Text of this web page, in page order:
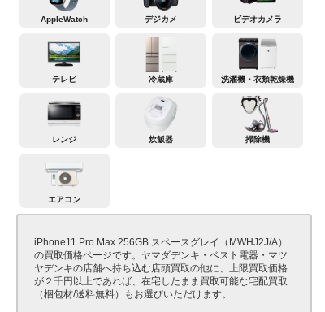
AppleWatch デジカメ ビデオカメラ
テレビ 冷蔵庫 洗濯機・衣類乾燥機
レンジ 炊飯器 掃除機
エアコン
iPhone11 Pro Max 256GB スペースグレイ（MWHJ2J/A）
の買取価格ページです。ヤマダデンキ・ベスト電器・マツ
ヤデンキの店舗へ持ち込む店頭買取の他に、上限買取価格
が２千円以上であれば、在宅したまま買取可能な宅配買取
（梱包材/送料無料）もお選びいただけます。